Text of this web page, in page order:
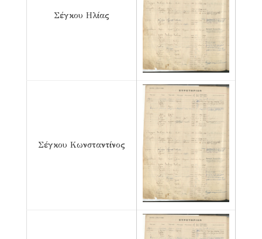
Σέγκου Ηλίας
Σέγκου Κωνσταντίνος